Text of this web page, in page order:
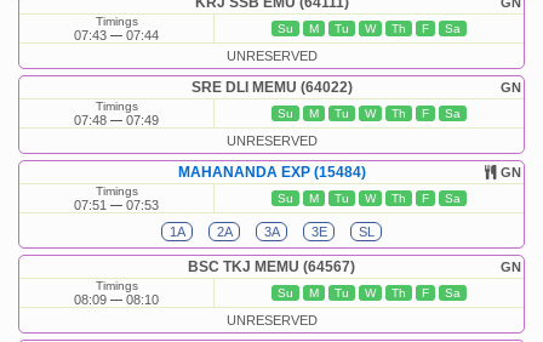
Timings
07:43 07:44 Su M Tu W Th F Sa
UNRESERVED
GN
SRE DLI MEMU (64022)
Timings
07:48 07:49 Su M Tu W Th F Sa
UNRESERVED
GN
MAHANANDA EXP (15484)
Timings
07:51 07:53 Su M Tu W Th F Sa
1A 2A 3A 3E SL
GN
BSC TKJ MEMU (64567)
Timings
08:09 08:10 Su M Tu W Th F Sa
UNRESERVED